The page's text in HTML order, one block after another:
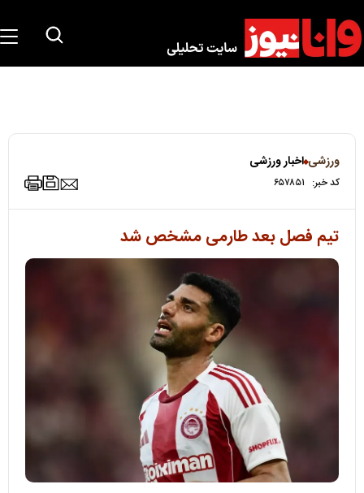
ورزشی اخبار ورزشی
کد خبر: ۶۵۷۸۵۱
تیم فصل بعد طارمی مشخص شد